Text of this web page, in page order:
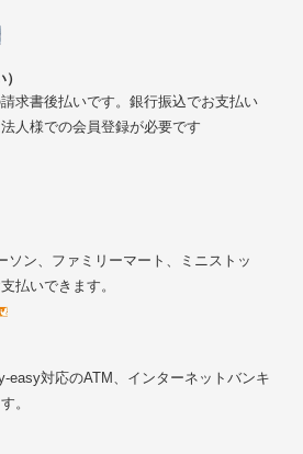
求書後払いです。銀行振込でお支払い
人様での会員登録が必要です
ソン、ファミリーマート、ミニストッ
払いできます。
easy対応のATM、インターネットバンキ
。